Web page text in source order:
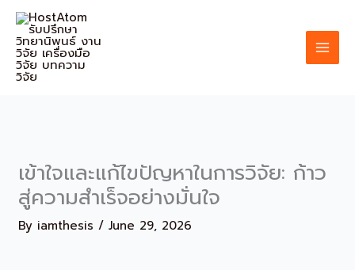
Skip
content
เข้าใจและแก้ไขปัญหาในการวิจัย: ก้าว
สู่ความสำเร็จอย่างมั่นใจ
By iamthesis/June 29, 2026